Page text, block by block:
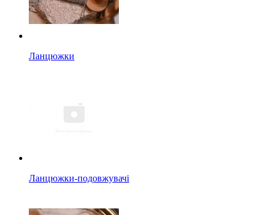
Ланцюжки
Ланцюжки-подовжувачі